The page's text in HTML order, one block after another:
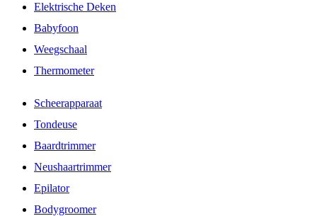
Elektrische Deken
Babyfoon
Weegschaal
Thermometer
Scheerapparaat
Tondeuse
Baardtrimmer
Neushaartrimmer
Epilator
Bodygroomer